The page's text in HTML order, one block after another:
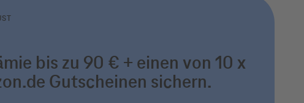
bis zu 90 € + einen von 10 x
Gutscheinen sichern.